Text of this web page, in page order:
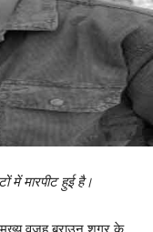
में मारपीट हुई है।